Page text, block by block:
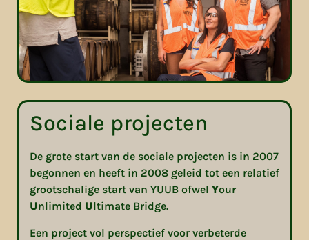
Sociale projecten
De grote start van de sociale projecten is in 2007
begonnen en heeft in 2008 geleid tot een relatief
grootschalige start van YUUB ofwel Your
Unlimited Ultimate Bridge.
Een project vol perspectief voor verbeterde